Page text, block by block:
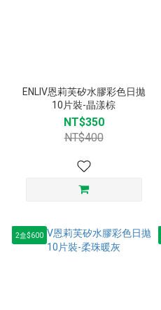
ENLIV恩莉芙矽水膠彩色日拋
10片裝-晶漾棕
NT$350
NT$400
2盒$600